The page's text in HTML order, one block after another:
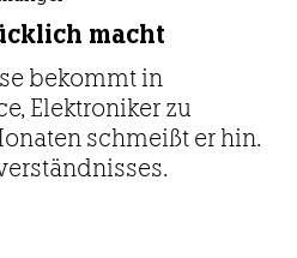
macht
bekommt in
Elektroniker zu
schmeißt er hin.